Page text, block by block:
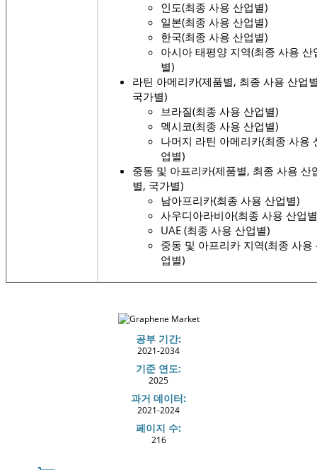
인도(최종 사용 산업별)
일본(최종 사용 산업별)
한국(최종 사용 산업별)
아시아 태평양 지역(최종 사용 산
별)
라틴 아메리카(제품별, 최종 사용 산업
국가별)
브라질(최종 사용 산업별)
멕시코(최종 사용 산업별)
나머지 라틴 아메리카(최종 사용
업별)
중동 및 아프리카(제품별, 최종 사용 산
별, 국가별)
남아프리카(최종 사용 산업별)
사우디아라비아(최종 사용 산업
UAE (최종 사용 산업별)
중동 및 아프리카 지역(최종 사용
업별)
공부 기간:
2021-2034
기준 연도:
2025
과거 데이터:
2021-2024
페이지 수:
216